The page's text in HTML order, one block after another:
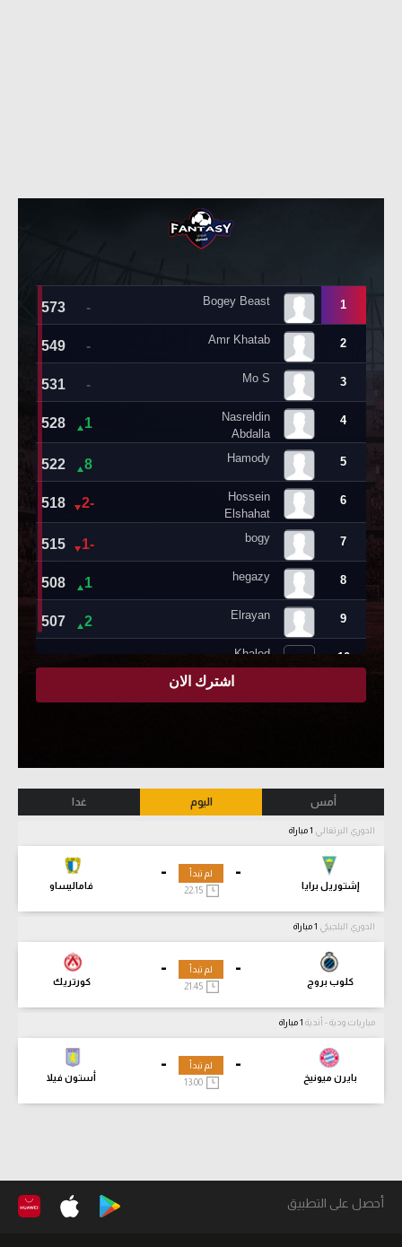
أمس اليوم غدا
الدوري البرتغالي
-
إشتوريل برايا
-
فاماليساو
لم تبدأ
22:15
الدوري البلجيكي
-
كلوب بروج
-
كورتريك
لم تبدأ
21:45
مباريات ودية - أندية
-
بايرن ميونيخ
-
أستون فيلا
لم تبدأ
13:00
أحصل على التطبيق